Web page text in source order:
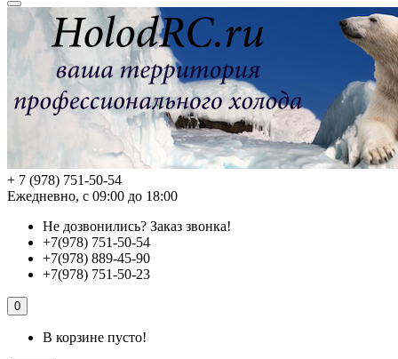
+ 7 (978) 751-50-54
Ежедневно, с 09:00 до 18:00
Не дозвонились? Заказ звонка!
+7(978) 751-50-54
+7(978) 889-45-90
+7(978) 751-50-23
0
В корзине пусто!